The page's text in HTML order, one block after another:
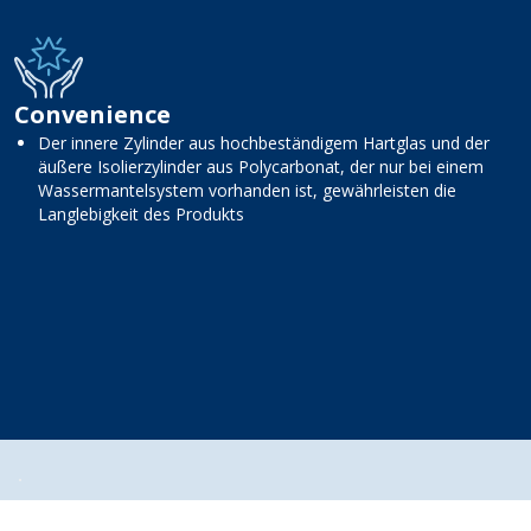
Convenience
Der innere Zylinder aus hochbeständigem Hartglas und der
äußere Isolierzylinder aus Polycarbonat, der nur bei einem
Wassermantelsystem vorhanden ist, gewährleisten die
Langlebigkeit des Produkts